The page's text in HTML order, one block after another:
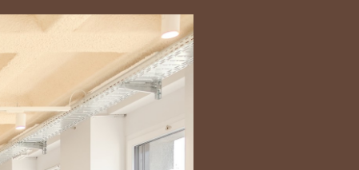
Bart | Patriarche
Maître d'ouvrage
Autumn | Patriarche
Contractant général
Myah | Patriarche